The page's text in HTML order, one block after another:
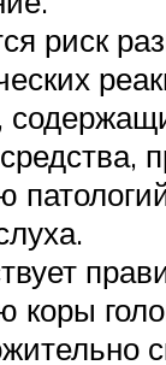
риск
коры